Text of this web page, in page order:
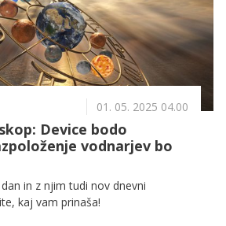
01. 05. 2025 04.00
Device bodo
vodnarjev bo
in z njim tudi nov dnevni
kaj vam prinaša!